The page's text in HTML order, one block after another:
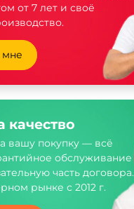
от 7 лет и своё
мне
качество
вашу покупку — всё
обслуживание
часть договора.
рынке с 2012 г.